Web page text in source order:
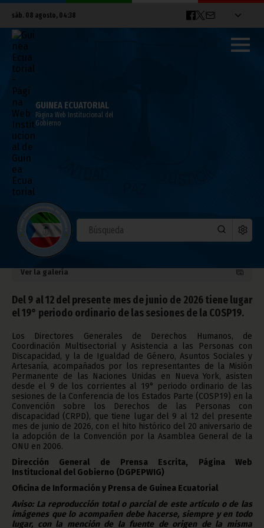
sáb. 08 agosto, 04:38
GUINEA ECUATORIAL
Página Web Institucional del
Gobierno
Guinea Ecuatorial asiste al 19 periodo
ordinario de las sesiones de la COSP19
junio 11, 2026
Noticias
Ver la galería
Del 9 al 12 del presente mes de junio de 2026 tiene lugar
el 19° periodo ordinario de las sesiones de la COSP19.
Los Directores Generales de Derechos Humanos, de
Coordinación Multisectorial y Asistencia a las Personas con
Discapacidad, y la de Igualdad de Género, Asuntos Sociales y
Artesanía, acompañados por los representantes de la Misión
Permanente de las Naciones Unidas en Nueva York, asisten
desde el 9 de los corrientes al 19° periodo ordinario de las
sesiones de la Conferencia de los Estados Parte (COSP19) en la
Convención sobre los Derechos de las Personas con
discapacidad (CRPD), que tiene lugar del 9 al 12 del presente
mes de junio de 2026, con el hito histórico del 20 aniversario de
la adopción de la Convención por la Asamblea General de la
ONU en 2006.
Dirección General de Prensa Escrita, Página Web
Institucional del Gobierno (DGPEPWIG)
Oficina de Información y Prensa de Guinea Ecuatorial
Aviso: La reproducción total o parcial de este artículo o de las
imágenes que lo acompañen debe hacerse, siempre y en todo
lugar, con la mención de la fuente de origen de la misma